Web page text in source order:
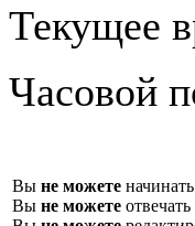
Текущее
Часовой
Вы не можете
Вы не можете